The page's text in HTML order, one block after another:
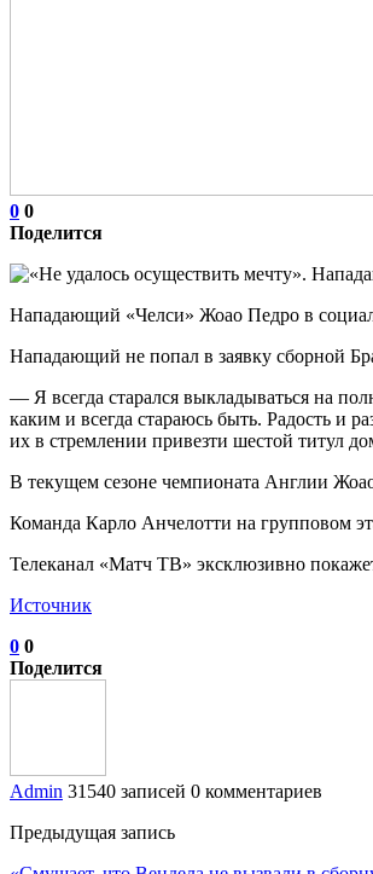
0 0
Поделится
Нападающий «Челси» Жоао Педро в
Нападающий не попал в заявку сборной
— Я всегда старался выкладываться на
каким и всегда стараюсь быть. Радость и
их в стремлении привезти шестой титул
В текущем сезоне чемпионата Англии
Команда Карло Анчелотти на групповом
Телеканал «Матч ТВ» эксклюзивно
Источник
0 0
Поделится
Admin 31540 записей 0 комментариев
Предыдущая запись